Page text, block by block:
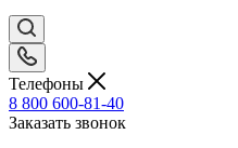
Телефоны
8 800 600-81-40
Заказать звонок